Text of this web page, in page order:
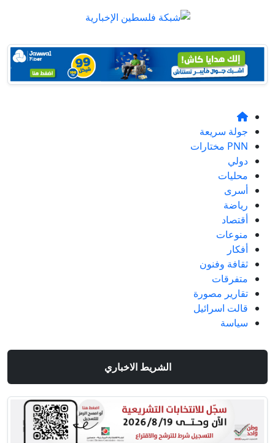
جولة سريعة
PNN مختارات
دولي
محليات
أسرى
رياضة
أقتصاد
منوعات
أفكار
ثقافة وفنون
متفرقات
تقارير مصورة
قالت اسرائيل
سياسة
الشريط الاخباري